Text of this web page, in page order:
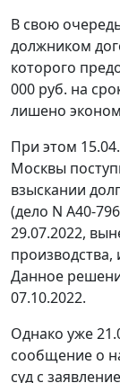
В свою
должником
которого
000 руб. на
лишено
При этом
Москвы
взыскании
(дело N А40-
29.07.2022,
производства,
Данное
07.10.2022.
Однако уже
сообщение о
суд с